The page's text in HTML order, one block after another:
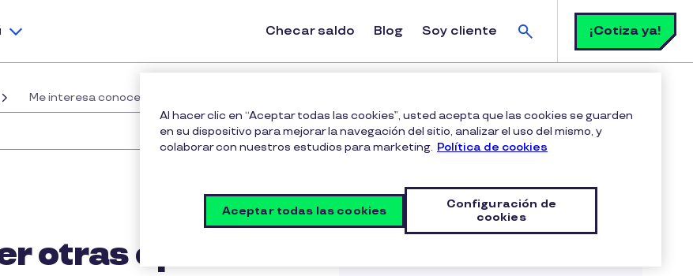
Checar saldo Blog Soy cliente
Buscar
¡Cotiza ya!
Me interesa conocer otras opciones del portafolio Pluxee ¿Cómo puedo contactar a Pluxee?
otras opciones
Artículos relacionados
Al hacer clic en “Aceptar todas las cookies”, usted acepta que las cookies se guarden
en su dispositivo para mejorar la navegación del sitio, analizar el uso del mismo, y
colaborar con nuestros estudios para marketing. Política de cookies
Configuración de
cookies
Aceptar todas las cookies